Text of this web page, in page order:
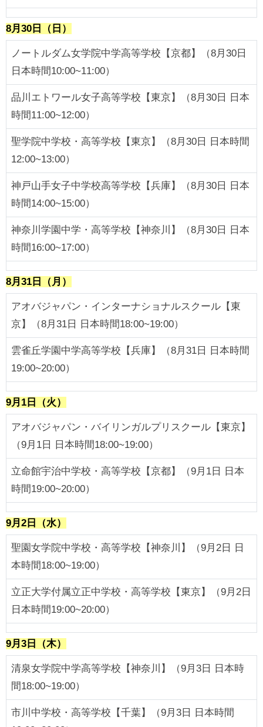
8月30日（日）
ノートルダム女学院中学高等学校【京都】（8月30日
日本時間10:00~11:00）
品川エトワール女子高等学校【東京】（8月30日 日本
時間11:00~12:00）
聖学院中学校・高等学校【東京】（8月30日 日本時間
12:00~13:00）
神戸山手女子中学校高等学校【兵庫】（8月30日 日本
時間14:00~15:00）
神奈川学園中学・高等学校【神奈川】（8月30日 日本
時間16:00~17:00）
8月31日（月）
アオバジャパン・インターナショナルスクール【東
京】（8月31日 日本時間18:00~19:00）
雲雀丘学園中学高等学校【兵庫】（8月31日 日本時間
19:00~20:00）
9月1日（火）
アオバジャパン・バイリンガルプリスクール【東京】
（9月1日 日本時間18:00~19:00）
立命館宇治中学校・高等学校【京都】（9月1日 日本
時間19:00~20:00）
9月2日（水）
聖園女学院中学校・高等学校【神奈川】（9月2日 日
本時間18:00~19:00）
立正大学付属立正中学校・高等学校【東京】（9月2日
日本時間19:00~20:00）
9月3日（木）
清泉女学院中学高等学校【神奈川】（9月3日 日本時
間18:00~19:00）
市川中学校・高等学校【千葉】（9月3日 日本時間